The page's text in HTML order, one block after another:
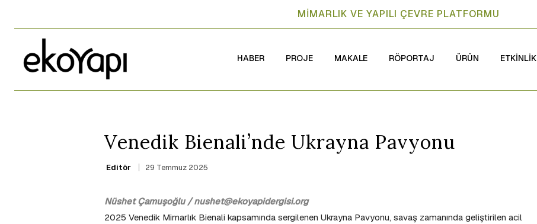
MİMARLIK VE YAPILI ÇEVRE PLATFORMU
HABER PROJE MAKALE RÖPORTAJ ÜRÜN ETKİNLİK
Venedik Bienali’nde Ukrayna Pavyonu
Editör 29 Temmuz 2025
Nüshet Çamuşoğlu / nushet@ekoyapidergisi.org
2025 Venedik Mimarlık Bienali kapsamında sergilenen Ukrayna Pavyonu, savaş zamanında geliştirilen acil